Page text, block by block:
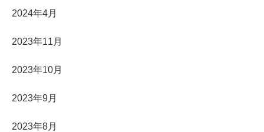
2024年4月
2023年11月
2023年10月
2023年9月
2023年8月